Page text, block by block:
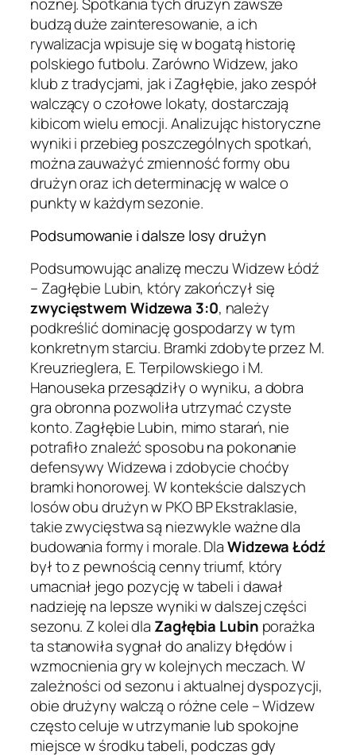
budzą duże zainteresowanie, a ich
rywalizacja wpisuje się w bogatą historię
polskiego futbolu. Zarówno Widzew, jako
klub z tradycjami, jak i Zagłębie, jako zespół
walczący o czołowe lokaty, dostarczają
kibicom wielu emocji. Analizując historyczne
wyniki i przebieg poszczególnych spotkań,
można zauważyć zmienność formy obu
drużyn oraz ich determinację w walce o
punkty w każdym sezonie.
Podsumowanie i dalsze losy drużyn
Podsumowując analizę meczu Widzew Łódź
– Zagłębie Lubin, który zakończył się
zwycięstwem Widzewa 3:0, należy
podkreślić dominację gospodarzy w tym
konkretnym starciu. Bramki zdobyte przez M.
Kreuzrieglera, E. Terpilowskiego i M.
Hanouseka przesądziły o wyniku, a dobra
gra obronna pozwoliła utrzymać czyste
konto. Zagłębie Lubin, mimo starań, nie
potrafiło znaleźć sposobu na pokonanie
defensywy Widzewa i zdobycie choćby
bramki honorowej. W kontekście dalszych
losów obu drużyn w PKO BP Ekstraklasie,
takie zwycięstwa są niezwykle ważne dla
budowania formy i morale. DlaWidzewa Łódź
był to z pewnością cenny triumf, który
umacniał jego pozycję w tabeli i dawał
nadzieję na lepsze wyniki w dalszej części
sezonu. Z kolei dla Zagłębia Lubin porażka
ta stanowiła sygnał do analizy błędów i
wzmocnienia gry w kolejnych meczach. W
zależności od sezonu i aktualnej dyspozycji,
obie drużyny walczą o różne cele – Widzew
często celuje w utrzymanie lub spokojne
miejsce w środku tabeli, podczas gdy